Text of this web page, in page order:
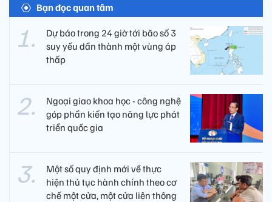
Bạn đọc quan tâm
Dự báo trong 24 giờ tới bão số 3
suy yếu dần thành một vùng áp
thấp
Ngoại giao khoa học - công nghệ
góp phần kiến tạo năng lực phát
triển quốc gia
Một số quy định mới về thực
hiện thủ tục hành chính theo cơ
chế một cửa, một cửa liên thông